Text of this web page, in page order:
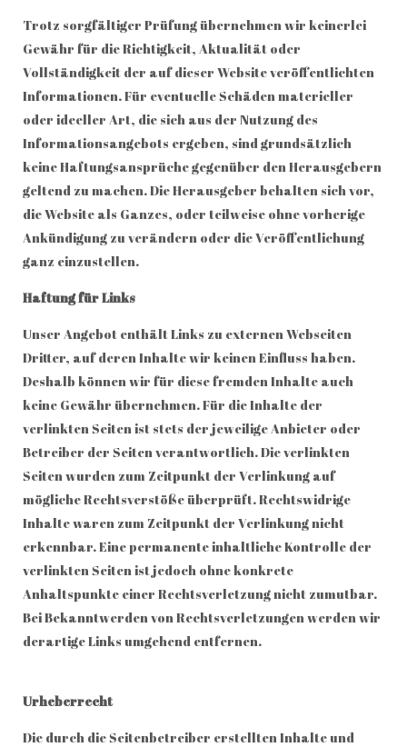
Trotz sorgfältiger Prüfung übernehmen wir keinerlei
Gewähr für die Richtigkeit, Aktualität oder
Vollständigkeit der auf dieser Website veröffentlichten
Informationen. Für eventuelle Schäden materieller
oder ideeller Art, die sich aus der Nutzung des
Informationsangebots ergeben, sind grundsätzlich
keine Haftungsansprüche gegenüber den Herausgebern
geltend zu machen. Die Herausgeber behalten sich vor,
die Website als Ganzes, oder teilweise ohne vorherige
Ankündigung zu verändern oder die Veröffentlichung
ganz einzustellen.
Haftung für Links
Unser Angebot enthält Links zu externen Webseiten
Dritter, auf deren Inhalte wir keinen Einfluss haben.
Deshalb können wir für diese fremden Inhalte auch
keine Gewähr übernehmen. Für die Inhalte der
verlinkten Seiten ist stets der jeweilige Anbieter oder
Betreiber der Seiten verantwortlich. Die verlinkten
Seiten wurden zum Zeitpunkt der Verlinkung auf
mögliche Rechtsverstöße überprüft. Rechtswidrige
Inhalte waren zum Zeitpunkt der Verlinkung nicht
erkennbar. Eine permanente inhaltliche Kontrolle der
verlinkten Seiten ist jedoch ohne konkrete
Anhaltspunkte einer Rechtsverletzung nicht zumutbar.
Bei Bekanntwerden von Rechtsverletzungen werden wir
derartige Links umgehend entfernen.
Urheberrecht
Die durch die Seitenbetreiber erstellten Inhalte und